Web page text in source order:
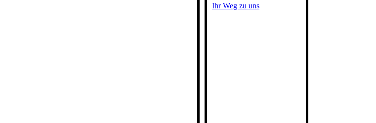
Ihr Weg zu uns